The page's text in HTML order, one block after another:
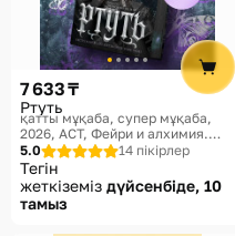
7 633 ₸
Ртуть
қатты мұқаба, супер мұқаба,
2026 АСТ, Фейри и алхимия.
Романы Калли Харт
5.0 14 пікірлер
Тегін
жеткіземіз дүйсенбіде, 10
тамыз